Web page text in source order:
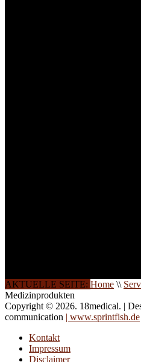
AKTUELLE SEITE: Home \\
Medizinprodukten
Copyright © 2026. 18medical. |
communication | www.sprintfish.de
Kontakt
Impressum
Disclaimer